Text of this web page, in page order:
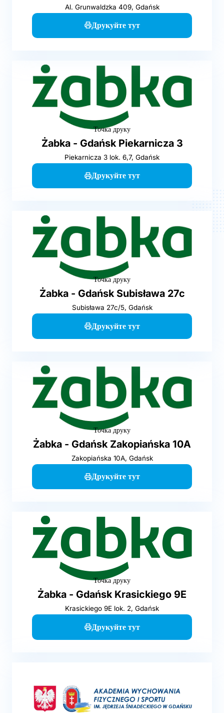
Al. Grunwaldzka 409, Gdańsk
Друкуйте тут
Точка друку
Żabka - Gdańsk Piekarnicza 3
Piekarnicza 3 lok. 6,7, Gdańsk
Друкуйте тут
Точка друку
Żabka - Gdańsk Subisława 27c
Subisława 27c/5, Gdańsk
Друкуйте тут
Точка друку
Żabka - Gdańsk Zakopiańska 10A
Zakopiańska 10A, Gdańsk
Друкуйте тут
Точка друку
Żabka - Gdańsk Krasickiego 9E
Krasickiego 9E lok. 2, Gdańsk
Друкуйте тут